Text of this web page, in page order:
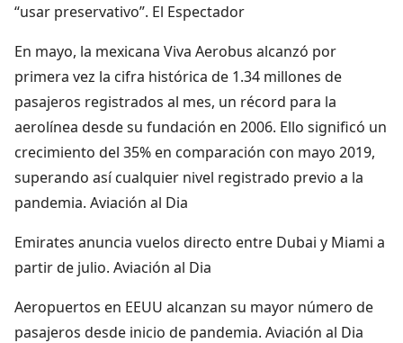
“usar preservativo”. El Espectador
En mayo, la mexicana Viva Aerobus alcanzó por
primera vez la cifra histórica de 1.34 millones de
pasajeros registrados al mes, un récord para la
aerolínea desde su fundación en 2006. Ello significó un
crecimiento del 35% en comparación con mayo 2019,
superando así cualquier nivel registrado previo a la
pandemia. Aviación al Dia
Emirates anuncia vuelos directo entre Dubai y Miami a
partir de julio. Aviación al Dia
Aeropuertos en EEUU alcanzan su mayor número de
pasajeros desde inicio de pandemia. Aviación al Dia